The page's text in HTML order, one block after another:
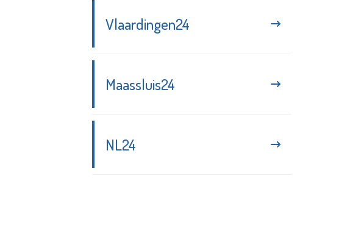
Vlaardingen24
Maassluis24
NL24